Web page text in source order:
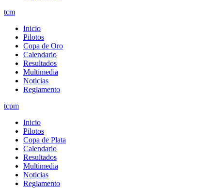
tcm
Inicio
Pilotos
Copa de Oro
Calendario
Resultados
Multimedia
Noticias
Reglamento
tcpm
Inicio
Pilotos
Copa de Plata
Calendario
Resultados
Multimedia
Noticias
Reglamento